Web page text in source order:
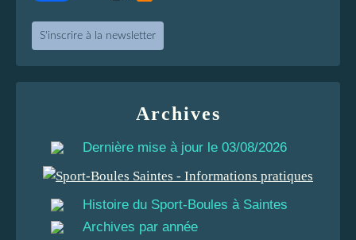
S'inscrire à la newsletter
Archives
Dernière mise à jour le 03/08/2026
Histoire du Sport-Boules à Saintes
Archives par année